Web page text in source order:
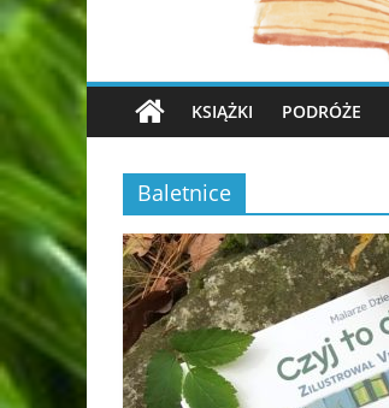
KSIĄŻKI PODRÓŻE
Baletnice